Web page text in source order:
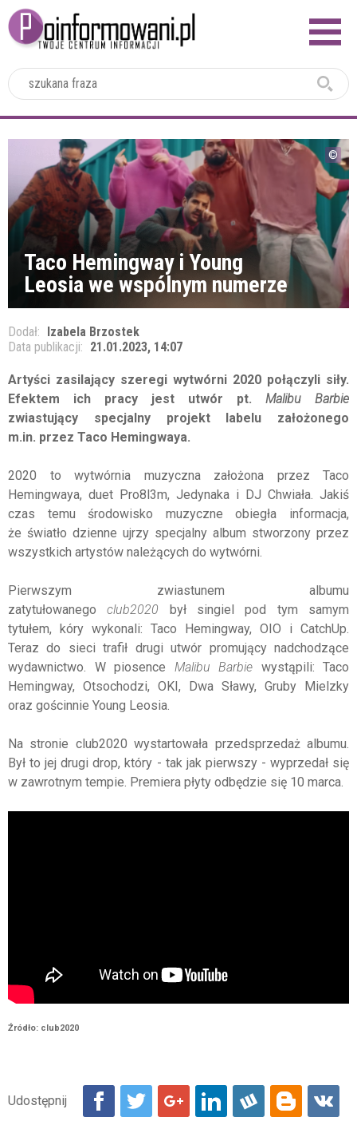
Taco Hemingway i Young
Leosia we wspólnym numerze
Dodał: Izabela Brzostek
Data publikacji: 21.01.2023, 14:07
Artyści zasilający szeregi wytwórni 2020 połączyli siły.
Efektem ich pracy jest utwór pt. Malibu Barbie
zwiastujący specjalny projekt labelu założonego
m.in. przez Taco Hemingwaya.
2020 to wytwórnia muzyczna założona przez Taco
Hemingwaya, duet Pro8l3m, Jedynaka i DJ Chwiała. Jakiś
czas temu środowisko muzyczne obiegła informacja,
że światło dzienne ujrzy specjalny album stworzony przez
wszystkich artystów należących do wytwórni.
Pierwszym zwiastunem albumu
zatytułowanegoclub2020 był singiel pod tym samym
tytułem, kóry wykonali: Taco Hemingway, OIO i CatchUp.
Teraz do sieci trafił drugi utwór promujący nadchodzące
wydawnictwo. W piosence Malibu Barbie wystąpili: Taco
Hemingway, Otsochodzi, OKI, Dwa Sławy, Gruby Mielzky
oraz gościnnie Young Leosia.
Na stronie club2020 wystartowała przedsprzedaż albumu.
Był to jej drugi drop, który - tak jak pierwszy - wyprzedał się
w zawrotnym tempie. Premiera płyty odbędzie się 10 marca.
Źródło: club2020